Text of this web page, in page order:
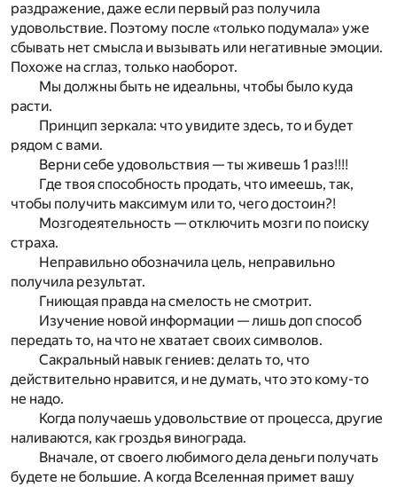
раздражение, даже если первый раз получила
удовольствие. Поэтому после «только подумала» уже
сбывать нет смысла и вызывать или негативные эмоции.
Похоже на сглаз, только наоборот.
Мы должны быть не идеальны, чтобы было куда
расти.
Принцип зеркала: что увидите здесь, то и будет
рядом с вами.
Верни себе удовольствия — ты живешь 1 раз!!!!
Где твоя способность продать, что имеешь, так,
чтобы получить максимум или то, чего достоин?!
Мозгодеятельность — отключить мозги по поиску
страха.
Неправильно обозначила цель, неправильно
получила результат.
Гниющая правда на смелость не смотрит.
Изучение новой информации — лишь доп способ
передать то, на что не хватает своих символов.
Сакральный навык гениев: делать то, что
действительно нравится, и не думать, что это кому-то
не надо.
Когда получаешь удовольствие от процесса, другие
наливаются, как гроздья винограда.
Вначале, от своего любимого дела деньги получать
будете не большие. А когда Вселенная примет вашу